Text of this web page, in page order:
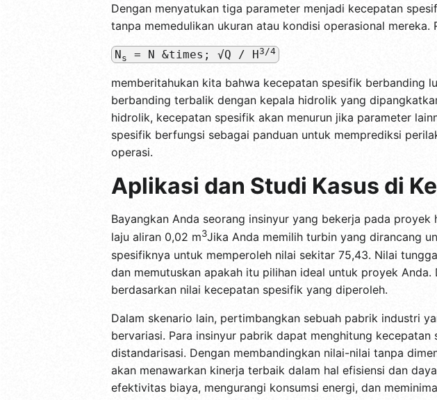
Dengan menyatukan tiga parameter menjadi kecepatan
tanpa memedulikan ukuran atau kondisi operasional mereka.
Ns = N &times; √Q / H3/4
memberitahukan kita bahwa kecepatan spesifik berbanding
berbanding terbalik dengan kepala hidrolik yang
hidrolik, kecepatan spesifik akan menurun jika parameter
spesifik berfungsi sebagai panduan untuk memprediksi
operasi.
Aplikasi dan Studi Kasus di
Bayangkan Anda seorang insinyur yang bekerja pada
laju aliran 0,02 m3Jika Anda memilih turbin yang dirancang
spesifiknya untuk memperoleh nilai sekitar 75,43. Nilai
dan memutuskan apakah itu pilihan ideal untuk proyek
berdasarkan nilai kecepatan spesifik yang diperoleh.
Dalam skenario lain, pertimbangkan sebuah pabrik industri
bervariasi. Para insinyur pabrik dapat menghitung
distandarisasi. Dengan membandingkan nilai-nilai tanpa
akan menawarkan kinerja terbaik dalam hal efisiensi dan
efektivitas biaya, mengurangi konsumsi energi, dan